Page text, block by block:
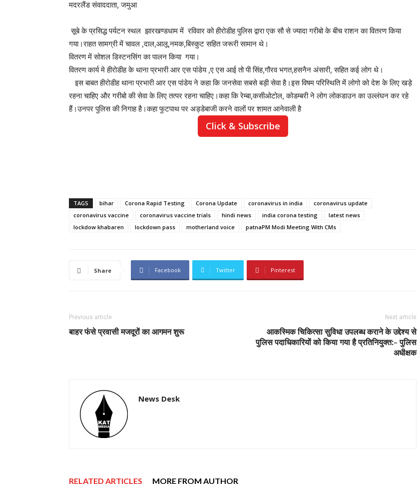
मदरलैंड संवाददाता, जमुआ
सूबे के प्रसिद्ध पर्यटन स्थल झारखण्डधाम में रविवार को हीरोडीह पुलिस द्वारा एक सौ से ज्यादा गरीबो के बीच राशन का वितरण किया
गया।राहत सामग्री में चावल ,दाल,आलू,नमक,बिस्कुट सहित जरूरी सामान थे।
वितरण में सोशल डिस्टनसिंग का पालन किया गया।
वितरण कार्य मे हीरोडीह के थाना प्रभारी आर एस पांडेय ,ए एस आई तो पी सिंह,गौरव भगत,हसनैन अंसारी, सहित कई लोग थे।
इस बाबत हीरोडीह थाना प्रभारी आर एस पांडेय ने कहा कि जनसेवा सबसे बड़ी सेवा है।इस विषम परिस्थिति में लोगो को देश के लिए खड़े
रहना चाहिए और गरीबो की सेवा के लिए तत्पर रहना चाहिए।कहा कि रेम्बा,कसीओटोल, कोडम्बरी ने लोग लोकडाउन का उल्लंघन कर रहे
हैं।उनपर पुलिस की निगाह है।कहा फुटपाथ पर अड्डेबाजी करने वालों पर शामत आनेवाली है
Click & Subscribe
TAGS bihar Corona Rapid Testing Corona Update coronavirus in india
coronavirus update
coronavirus vaccine
coronavirus vaccine trials hindi news india corona testing
latest news
lockdow khabaren
lockdown pass motherland voice patnaPM Modi Meeting With CMs
Share Facebook Twitter Pinterest
Previous article
बाहर फंसे प्रवासी मजदूरों का आगमन शुरू
Next article
आकस्मिक चिकित्सा सुविधा उपलब्ध कराने के उद्देश्य से
पुलिस पदाधिकारियों को किया गया है प्रतिनियुक्त:- पुलिस
अधीक्षक
News Desk
RELATED ARTICLES MORE FROM AUTHOR